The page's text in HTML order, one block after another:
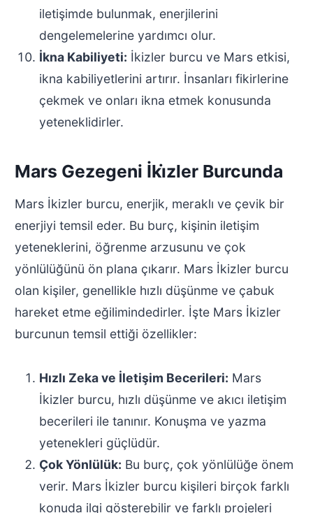
iletişimde bulunmak, enerjilerini
dengelemelerine yardımcı olur.
İkna Kabiliyeti: İkizler burcu ve Mars etkisi,
ikna kabiliyetlerini artırır. İnsanları fikirlerine
çekmek ve onları ikna etmek konusunda
yeteneklidirler.
Mars Gezegeni İki̇zler Burcunda
Mars İkizler burcu, enerjik, meraklı ve çevik bir
enerjiyi temsil eder. Bu burç, kişinin iletişim
yeteneklerini, öğrenme arzusunu ve çok
yönlülüğünü ön plana çıkarır. Mars İkizler burcu
olan kişiler, genellikle hızlı düşünme ve çabuk
hareket etme eğilimindedirler. İşte Mars İkizler
burcunun temsil ettiği özellikler:
Hızlı Zeka ve İletişim Becerileri: Mars
İkizler burcu, hızlı düşünme ve akıcı iletişim
becerileri ile tanınır. Konuşma ve yazma
yetenekleri güçlüdür.
Çok Yönlülük: Bu burç, çok yönlülüğe önem
verir. Mars İkizler burcu kişileri birçok farklı
konuda ilgi gösterebilir ve farklı projeleri